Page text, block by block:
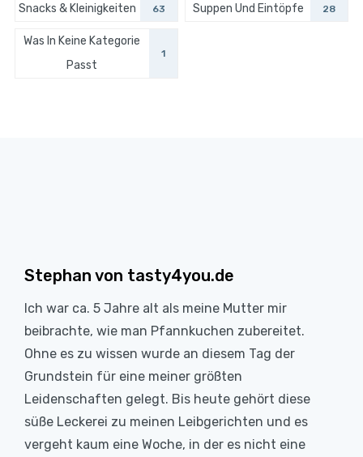
Snacks & Kleinigkeiten 63 Suppen Und Eintöpfe 28
Was In Keine Kategorie
Passt
1
Stephan von tasty4you.de
Ich war ca. 5 Jahre alt als meine Mutter mir
beibrachte, wie man Pfannkuchen zubereitet.
Ohne es zu wissen wurde an diesem Tag der
Grundstein für eine meiner größten
Leidenschaften gelegt. Bis heute gehört diese
süße Leckerei zu meinen Leibgerichten und es
vergeht kaum eine Woche, in der es nicht eine